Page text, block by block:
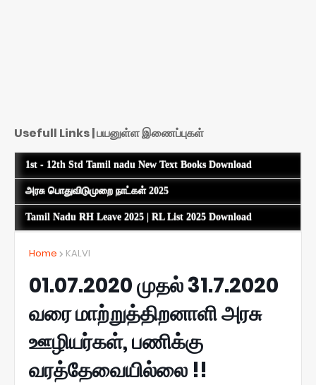
Usefull Links | பயனுள்ள இணைப்புகள்
1st - 12th Std Tamil nadu New Text Books Download
அரசு பொதுவிடுமுறை நாட்கள் 2025
Tamil Nadu RH Leave 2025 | RL List 2025 Download
Home KALVI
01.07.2020 முதல் 31.7.2020
வரை மாற்றுத்திறனாளி அரசு
ஊழியர்கள், பணிக்கு
வரத்தேவையில்லை !!